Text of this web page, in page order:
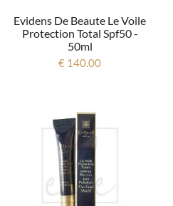
Evidens De Beaute Le Voile
Protection Total Spf50 -
50ml
€ 140.00